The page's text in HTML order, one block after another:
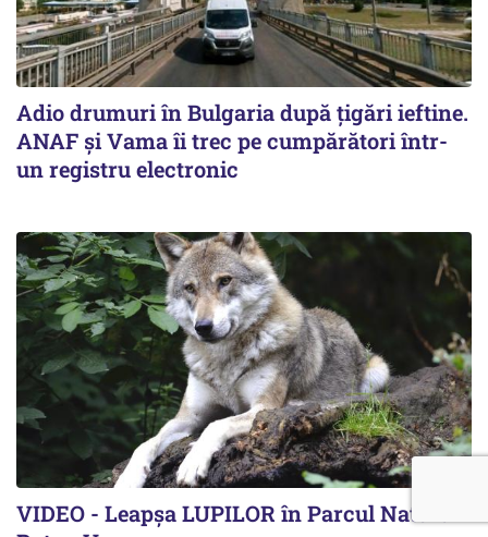
Adio drumuri în Bulgaria după țigări ieftine.
ANAF și Vama îi trec pe cumpărători într-
un registru electronic
VIDEO - Leapșa LUPILOR în Parcul Natural